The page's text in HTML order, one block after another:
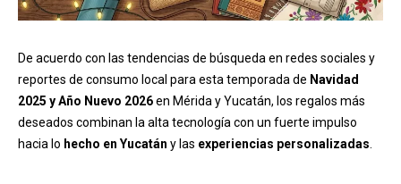
De acuerdo con las tendencias de búsqueda en redes sociales y
reportes de consumo local para esta temporada de Navidad
2025 y Año Nuevo 2026en Mérida y Yucatán, los regalos más
deseados combinan la alta tecnología con un fuerte impulso
hacia lo hecho en Yucatán y las experiencias personalizadas.